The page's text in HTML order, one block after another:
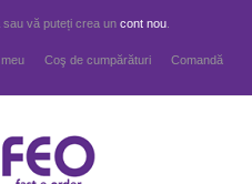
sau vă puteți crea un cont nou
Coş de cumpărături Comandă